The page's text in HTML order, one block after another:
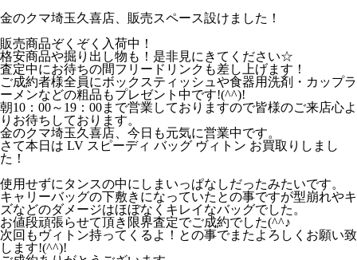
金のクマ埼玉久喜店、販売スペース設けました！
販売商品ぞくぞく入荷中！
格安商品や掘り出し物も！是非見にきてください☆
査定中にお待ちの間フリードリンクも差し上げます！
ご成約者様全員にボックスティッシュや食器用洗剤・カップラ
ーメンなどの粗品もプレゼント中です!(^^)!
朝10：00～19：00まで営業しておりますので皆様のご来店心よ
りお待ちしております。
金のクマ埼玉久喜店、今日も元気に営業中です。
さて本日は LV スピーディ バッグ ヴィトン お買取りしまし
た！
使用せずにタンスの中にしまいっぱなしだったみたいです。
キャリーバッグの下敷きになっていたとの事ですが型崩れやキ
ズなどのダメージはほぼなくキレイなバッグでした。
お値段頑張らせて頂き限界査定でご成約でした(^^♪
次回もヴィトン持ってくるよ！との事でまたよろしくお願い致
します!(^^)!